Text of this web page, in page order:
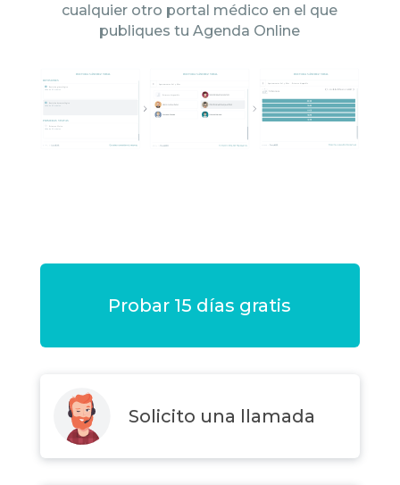
cualquier otro portal médico en el que
publiques tu Agenda Online
Probar 15 días gratis
Solicito una llamada